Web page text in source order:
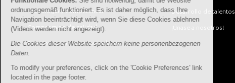
Tecnología y competencia
Compromiso de calidad
Relaciones con los proveedores
Desarrollo de talentos
¡Únase a nosotros!